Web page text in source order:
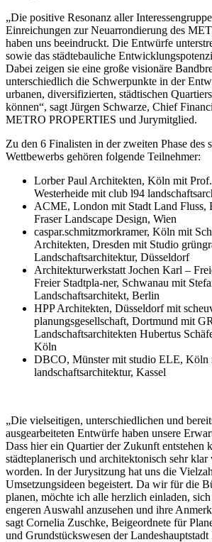
„Die positive Resonanz aller
Einreichungen zur Neuarrondierung des
haben uns beeindruckt. Die Entwürfe
sowie das städtebauliche
Dabei zeigen sie eine große visionäre
unterschiedlich die Schwerpunkte in der
urbanen, diversifizierten, städtischen
können“, sagt Jürgen Schwarze, Chief
METRO PROPERTIES und Jurymitglied.
Zu den 6 Finalisten in der zweiten Phase des
Wettbewerbs gehören folgende Teilnehmer:
Lorber Paul Architekten, Köln mit
Westerheide mit club l94
ACME, London mit Stadt Land Fluss,
Fraser Landscape Design, Wien
caspar.schmitzmorkramer, Köln mit
Architekten, Dresden mit Studio
Landschaftsarchitektur, Düsseldorf
Architekturwerkstatt Jochen Karl –
Freier Stadtpla-ner, Schwanau mit
Landschaftsarchitekt, Berlin
HPP Architekten, Düsseldorf mit
planungsgesellschaft, Dortmund mit
Landschaftsarchitekten Hubertus
Köln
DBCO, Münster mit studio ELE, Köln
landschaftsarchitektur, Kassel
„Die vielseitigen, unterschiedlichen und
ausgearbeiteten Entwürfe haben unsere
Dass hier ein Quartier der Zukunft entstehen
städteplanerisch und architektonisch sehr
worden. In der Jurysitzung hat uns die
Umsetzungsideen begeistert. Da wir für die
planen, möchte ich alle herzlich einladen,
engeren Auswahl anzusehen und ihre
sagt Cornelia Zuschke, Beigeordnete für
und Grundstückswesen der